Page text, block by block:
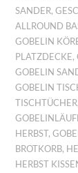
SANDER,
ALLROUND
GOBELIN
PLATZDECKE,
GOBELIN
GOBELIN
TISCHTÜCHER
HERBST,
BROTKORB,
HERBST